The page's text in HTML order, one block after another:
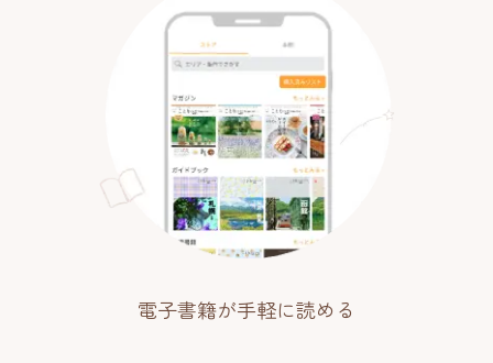
電子書籍が手軽に読める